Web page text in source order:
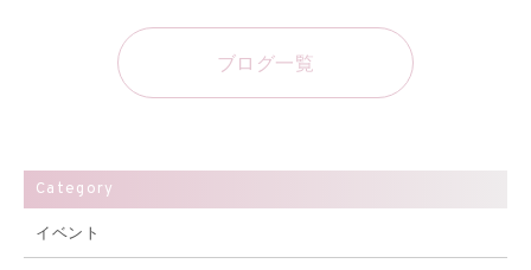
ブログ一覧
Category
イベント